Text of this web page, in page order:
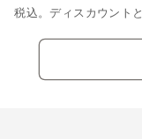
減
す
増
税込。ディスカウントと